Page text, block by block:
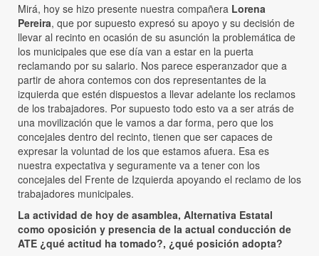
Mirá, hoy se hizo presente nuestra compañera Lorena
Pereira, que por supuesto expresó su apoyo y su decisión de
llevar al recinto en ocasión de su asunción la problemática de
los municipales que ese día van a estar en la puerta
reclamando por su salario. Nos parece esperanzador que a
partir de ahora contemos con dos representantes de la
izquierda que estén dispuestos a llevar adelante los reclamos
de los trabajadores. Por supuesto todo esto va a ser atrás de
una movilización que le vamos a dar forma, pero que los
concejales dentro del recinto, tienen que ser capaces de
expresar la voluntad de los que estamos afuera. Esa es
nuestra expectativa y seguramente va a tener con los
concejales del Frente de Izquierda apoyando el reclamo de los
trabajadores municipales.
La actividad de hoy de asamblea, Alternativa Estatal
como oposición y presencia de la actual conducción de
ATE ¿qué actitud ha tomado?, ¿qué posición adopta?